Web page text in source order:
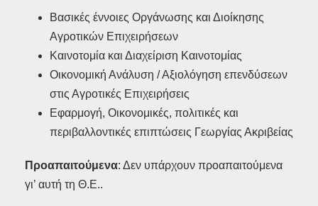
Βασικές έννοιες Οργάνωσης και Διοίκησης
Αγροτικών Επιχειρήσεων
Καινοτομία και Διαχείριση Καινοτομίας
Οικονομική Ανάλυση / Αξιολόγηση επενδύσεων
στις Αγροτικές Επιχειρήσεις
Εφαρμογή, Οικονομικές, πολιτικές και
περιβαλλοντικές επιπτώσεις Γεωργίας Ακριβείας
Προαπαιτούμενα: Δεν υπάρχουν προαπαιτούμενα
γι’ αυτή τη Θ.Ε..